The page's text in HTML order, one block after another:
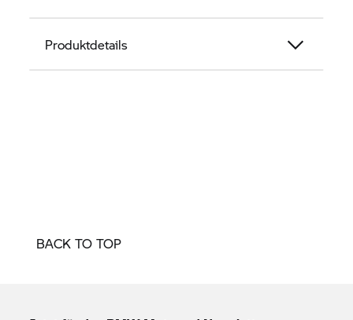
Produktdetails
BACK TO TOP